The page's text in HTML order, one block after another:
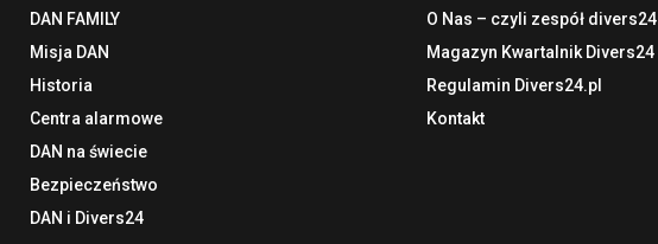
DAN FAMILY
Misja DAN
Historia
Centra alarmowe
DAN na świecie
Bezpieczeństwo
DAN i Divers24
O Nas – czyli zespół divers24
Magazyn Kwartalnik Divers24
Regulamin Divers24.pl
Kontakt